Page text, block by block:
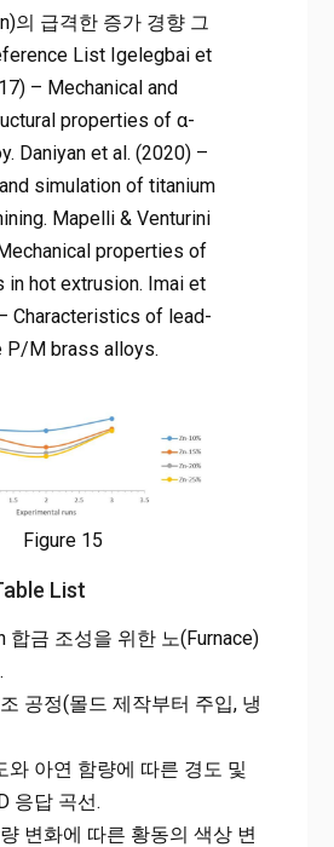
의 급격한 증가 경향 그
List Igelegbai et
– Mechanical and
properties of α-
Daniyan et al. (2020) –
simulation of titanium
Mapelli & Venturini
properties of
hot extrusion. Imai et
Characteristics of lead-
P/M brass alloys.
Figure 15
List
합금 조성을 위한 노(Furnace)
공정(몰드 제작부터 주입, 냉
와 아연 함량에 따른 경도 및
응답 곡선.
변화에 따른 황동의 색상 변